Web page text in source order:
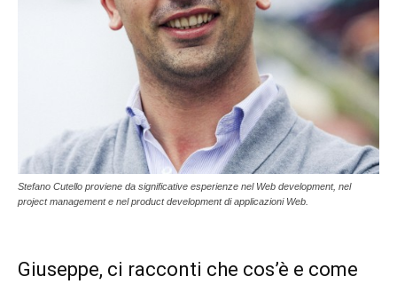
Stefano Cutello proviene da significative esperienze nel Web development, nel
project management e nel product development di applicazioni Web.
Giuseppe, ci racconti che cos’è e come